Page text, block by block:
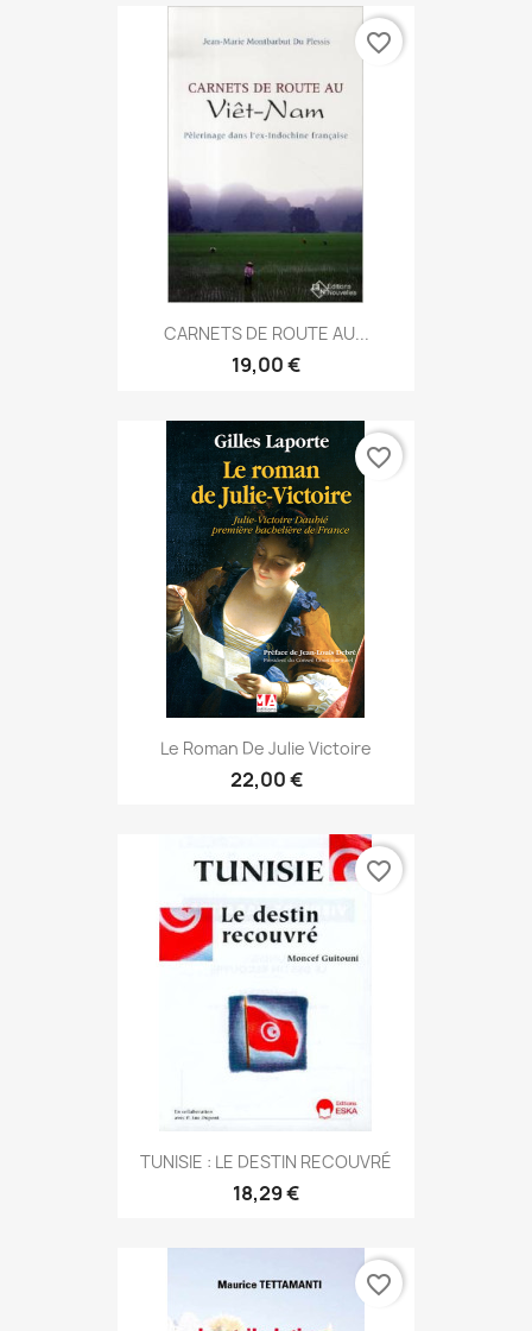
CARNETS DE ROUTE AU...
19,00 €
favorite_border
Le Roman De Julie Victoire
22,00 €
favorite_border
TUNISIE : LE DESTIN RECOUVRÉ
18,29 €
favorite_border
favorite_border